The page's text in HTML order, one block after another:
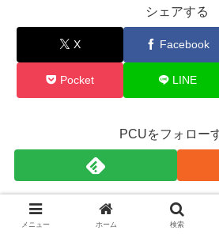
シェアする
X Facebook
Pocket LINE
PCUをフォロー
メニュー ホーム 検索